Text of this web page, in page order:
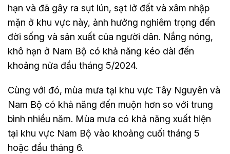
hạn và đã gây ra sụt lún, sạt lở đất và xâm nhập
mặn ở khu vực này, ảnh hưởng nghiêm trọng đến
đời sống và sản xuất của người dân. Nắng nóng,
khô hạn ở Nam Bộ có khả năng kéo dài đến
khoảng nửa đầu tháng 5/2024.
Cùng với đó, mùa mưa tại khu vực Tây Nguyên và
Nam Bộ có khả năng đến muộn hơn so với trung
bình nhiều năm. Mùa mưa có khả năng xuất hiện
tại khu vực Nam Bộ vào khoảng cuối tháng 5
hoặc đầu tháng 6.